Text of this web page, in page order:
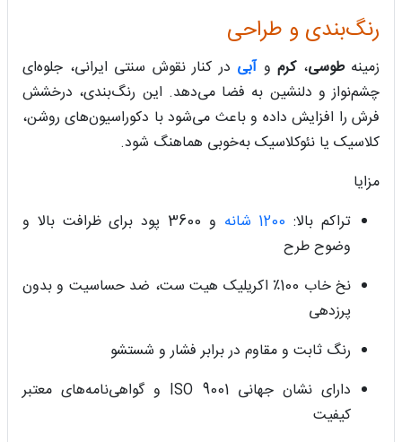
رنگ‌بندی و طراحی
زمینهطوسی،کرم وآبی در کنار نقوش سنتی ایرانی، جلوه‌ای
چشم‌نواز و دلنشین به فضا می‌دهد. این رنگ‌بندی، درخشش
فرش را افزایش داده و باعث می‌شود با دکوراسیون‌های روشن،
کلاسیک یا نئوکلاسیک به‌خوبی هماهنگ شود.
مزایا
تراکم بالا: 1200 شانه
و 3600 پود برای ظرافت بالا و
وضوح طرح
نخ خاب 100٪ اکریلیک هیت ست، ضد حساسیت و بدون
پرزدهی
رنگ ثابت و مقاوم در برابر فشار و شستشو
دارای نشان جهانی ISO 9001 و گواهی‌نامه‌های معتبر
کیفیت